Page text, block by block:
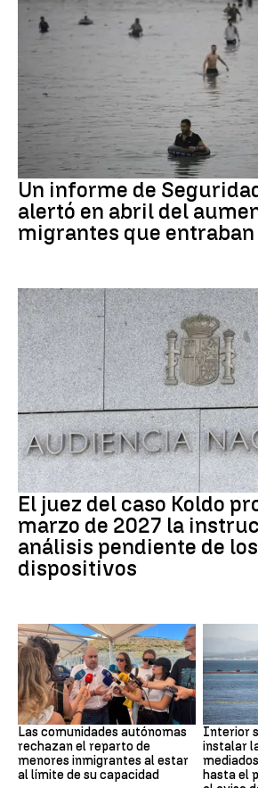
Ceuta
Un informe de
alertó en abril del
migrantes que entraban
Caso Koldo
El juez del caso Koldo
marzo de 2027 la
análisis pendiente de los
dispositivos
Crisis Migratoria
Las comunidades autónomas
rechazan el reparto de
menores inmigrantes al estar
al límite de su capacidad
CRISIS
Interior
instalar
hasta el